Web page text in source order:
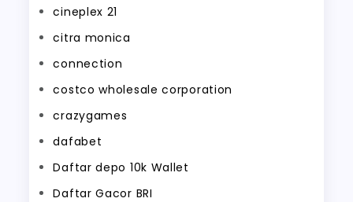
cineplex 21
citra monica
connection
costco wholesale corporation
crazygames
dafabet
Daftar depo 10k Wallet
Daftar Gacor BRI